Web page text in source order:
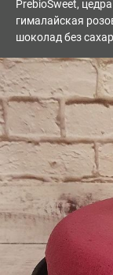
PrebioSweet,
гималайская
шоколад без